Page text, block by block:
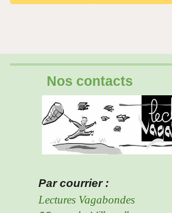
Nos contacts
Par courrier :
Lectures Vagabondes